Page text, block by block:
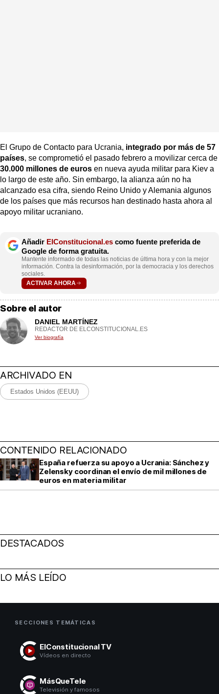
El Grupo de Contacto para Ucrania, integrado por más de 57
países, se comprometió el pasado febrero a movilizar cerca de
30.000 millones de euros en nueva ayuda militar para Kiev a
lo largo de este año. Sin embargo, la alianza aún no ha
alcanzado esa cifra, siendo Reino Unido y Alemania algunos
de los países que más recursos han destinado hasta ahora al
apoyo militar ucraniano.
Añadir ElConstitucional.es como fuente preferida de
Google de forma gratuita.
Mantente informado de todas las noticias de última hora y con la mejor
información. Contra la desinformación, por la democracia y los derechos
sociales.
ACTIVAR AHORA
Sobre el autor
DANIEL MARTÍNEZ
REDACTOR DE ELCONSTITUCIONAL.ES
Ver biografía
ARCHIVADO EN
Estados Unidos (EEUU)
CONTENIDO RELACIONADO
España refuerza su apoyo a Ucrania: Sánchez y
Zelensky coordinan el envío de mil millones de
euros en materia militar
DESTACADOS
LO MÁS LEÍDO
SECCIONES TEMÁTICAS
ElConstitucional TV
Vídeos en directo
MásQueTele
Televisión y famosos